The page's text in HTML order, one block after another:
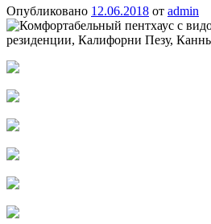
Опубликовано 12.06.2018 от admin